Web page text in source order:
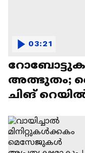
റോബോട്ടുകൾ
അത്ഭുതം;
ചിങ്
03:21